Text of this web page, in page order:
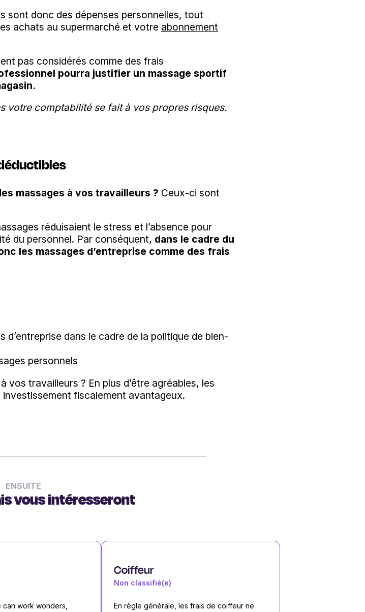
sont donc des dépenses personnelles, tout
achats au supermarché et votre abonnement
pas considérés comme des frais
pourra justifier un massage sportif
votre comptabilité se fait à vos propres risques.
massages à vos travailleurs ? Ceux-ci sont
réduisaient le stress et l’absence pour
du personnel. Par conséquent, dans le cadre du
les massages d’entreprise comme des frais
d’entreprise dans le cadre de la politique de bien-
personnels
travailleurs ? En plus d’être agréables, les
fiscalement avantageux.
ENSUITE
vous intéresseront
can work wonders,
Coiffeur
Non classifié(e)
En règle générale, les frais de coiffeur ne